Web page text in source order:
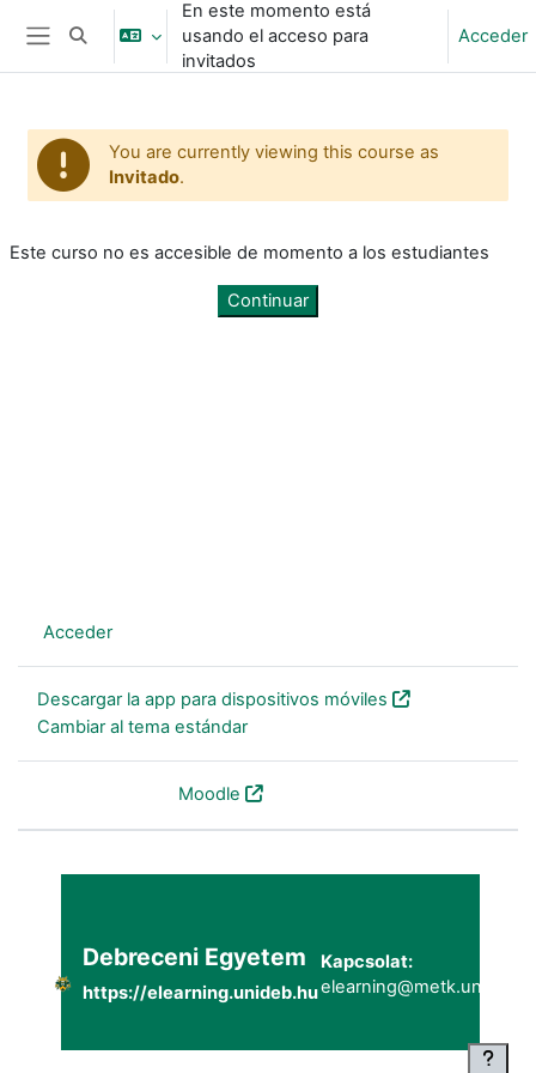
Salta al contenido principal
Panel lateral
Selector de búsqueda de entrada
En este momento está
usando el acceso para
invitados
Acceder
You are currently viewing this course as
Invitado.
Este curso no es accesible de momento a los estudiantes
Continuar
Acceder)
Descargar la app para dispositivos móviles
Cambiar al tema estándar
Moodle
Debreceni Egyetem
https://elearning.unideb.hu
Kapcsolat: